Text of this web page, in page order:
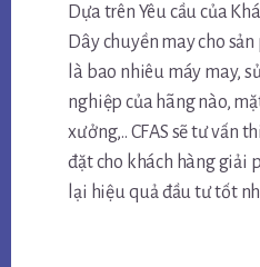
Dựa trên Yêu cầu của
Dây chuyền may cho
là bao nhiêu máy may,
nghiệp của hãng nào,
xưởng,.. CFAS sẽ tư vấn
đặt cho khách hàng giải
lại hiệu quả đầu tư tốt